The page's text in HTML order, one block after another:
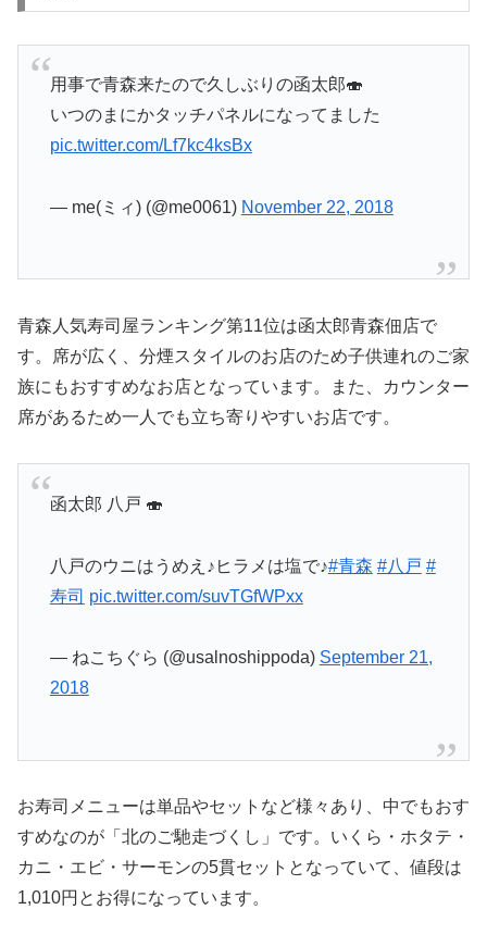
用事で青森来たので久しぶりの函太郎🍣
いつのまにかタッチパネルになってました
pic.twitter.com/Lf7kc4ksBx
— me(ミィ) (@me0061) November 22, 2018
青森人気寿司屋ランキング第11位は函太郎青森佃店で
す。席が広く、分煙スタイルのお店のため子供連れのご家
族にもおすすめなお店となっています。また、カウンター
席があるため一人でも立ち寄りやすいお店です。
函太郎 八戸 🍣
八戸のウニはうめえ♪ヒラメは塩で♪#青森 #八戸 #
寿司 pic.twitter.com/suvTGfWPxx
— ねこちぐら (@usalnoshippoda) September 21,
2018
お寿司メニューは単品やセットなど様々あり、中でもおす
すめなのが「北のご馳走づくし」です。いくら・ホタテ・
カニ・エビ・サーモンの5貫セットとなっていて、値段は
1,010円とお得になっています。